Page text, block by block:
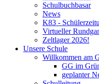
Schulbuchbasar
News
K83 -
Virtueller
Zeltlager 2026!
Unsere Schule
Willkommen am
GG im
geplanter